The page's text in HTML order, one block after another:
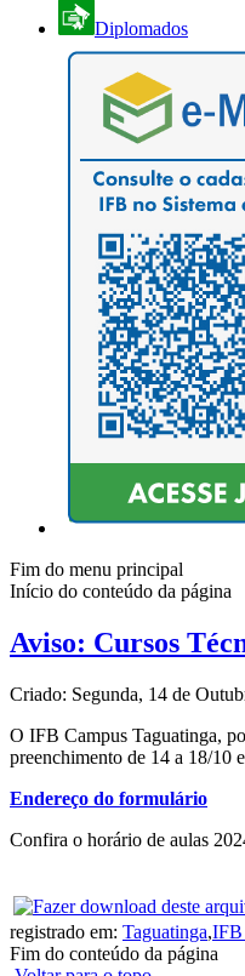
Diplomados
Fim do menu principal
Início do conteúdo da página
Aviso: Cursos
Criado: Segunda, 14 de
O IFB Campus Taguatinga,
preenchimento de 14 a 18/10
Endereço do formulário
Confira o horário de aulas
registrado em: Taguatinga,IFB
Fim do conteúdo da página